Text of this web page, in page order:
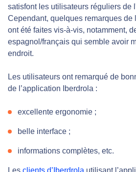
satisfont les utilisateurs réguliers de
Cependant, quelques remarques de
ont été faites vis-à-vis, notamment,
espagnol/français qui semble avoir
endroit.
Les utilisateurs ont remarqué de
de l’application Iberdrola :
excellente ergonomie ;
belle interface ;
informations complètes, etc.